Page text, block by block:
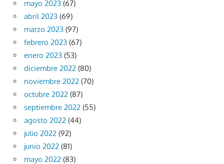
mayo 2023 (67)
abril 2023 (69)
marzo 2023 (97)
febrero 2023 (67)
enero 2023 (53)
diciembre 2022 (80)
noviembre 2022 (70)
octubre 2022 (87)
septiembre 2022 (55)
agosto 2022 (44)
julio 2022 (92)
junio 2022 (81)
mayo 2022 (83)